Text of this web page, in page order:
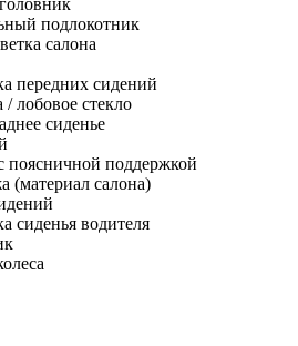
подлокотник
салона
передних сидений
лобовое стекло
сиденье
поясничной поддержкой
(материал салона)
сиденья водителя